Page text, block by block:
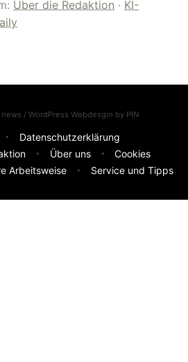
Über die Redaktion · KI-
/ WordPress Webdesgin by PIN
Datenschutzerklärung
Über uns
Cookies
Arbeitsweise Service und Tipps